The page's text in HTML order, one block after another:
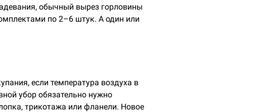
обычный вырез горловины
по 2–6 штук. А один или
если температура воздуха в
убор обязательно нужно
трикотажа или фланели. Новое